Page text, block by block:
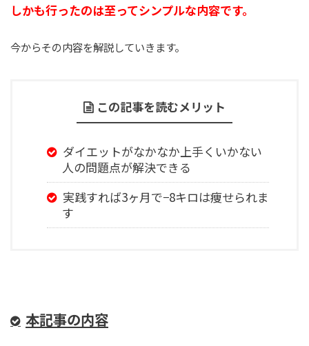
しかも行ったのは至ってシンプルな内容です。
今からその内容を解説していきます。
この記事を読むメリット
ダイエットがなかなか上手くいかない
人の問題点が解決できる
実践すれば3ヶ月で−8キロは痩せられま
す
本記事の内容